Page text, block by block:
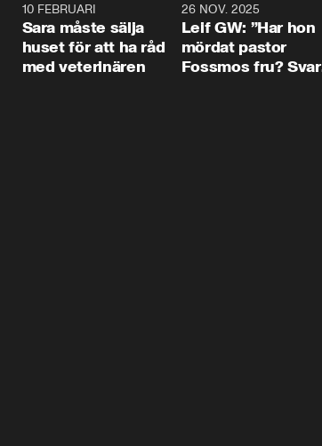
10 FEBRUARI
Sara måste sälja
huset för att ha råd
med veterinären
26 NOV. 2025
Leif GW: ”Har hon
mördat pastor
Fossmos fru? Svar